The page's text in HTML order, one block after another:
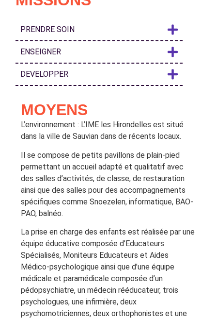
PRENDRE SOIN
ENSEIGNER
DEVELOPPER
MOYENS
L’environnement : L’IME les Hirondelles est situé
dans la ville de Sauvian dans de récents locaux.
Il se compose de petits pavillons de plain-pied
permettant un accueil adapté et qualitatif avec
des salles d’activités, de classe, de restauration
ainsi que des salles pour des accompagnements
spécifiques comme Snoezelen, informatique, BAO-
PAO, balnéo.
La prise en charge des enfants est réalisée par une
équipe éducative composée d’Educateurs
Spécialisés, Moniteurs Educateurs et Aides
Médico-psychologique ainsi que d’une équipe
médicale et paramédicale composée d’un
pédopsychiatre, un médecin rééducateur, trois
psychologues, une infirmière, deux
psychomotriciennes, deux orthophonistes et une